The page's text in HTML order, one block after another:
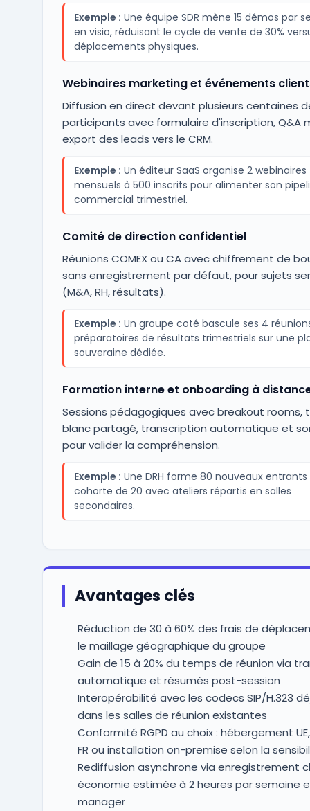
Exemple : Une équipe SDR mène 15 démos par
en visio, réduisant le cycle de vente de 30%
déplacements physiques.
Webinaires marketing et événements
Diffusion en direct devant plusieurs centaines
participants avec formulaire d'inscription, Q&A
export des leads vers le CRM.
Exemple : Un éditeur SaaS organise 2 webinaires
mensuels à 500 inscrits pour alimenter son
commercial trimestriel.
Comité de direction confidentiel
Réunions COMEX ou CA avec chiffrement de
sans enregistrement par défaut, pour sujets
(M&A, RH, résultats).
Exemple : Un groupe coté bascule ses 4
préparatoires de résultats trimestriels sur une
souveraine dédiée.
Formation interne et onboarding à
Sessions pédagogiques avec breakout rooms,
blanc partagé, transcription automatique et
pour valider la compréhension.
Exemple : Une DRH forme 80 nouveaux entrants
cohorte de 20 avec ateliers répartis en salles
secondaires.
Avantages clés
Réduction de 30 à 60% des frais de
le maillage géographique du groupe
Gain de 15 à 20% du temps de réunion via
automatique et résumés post-session
Interopérabilité avec les codecs SIP/H.323
dans les salles de réunion existantes
Conformité RGPD au choix : hébergement
FR ou installation on-premise selon la
Rediffusion asynchrone via enregistrement
économie estimée à 2 heures par semaine
manager